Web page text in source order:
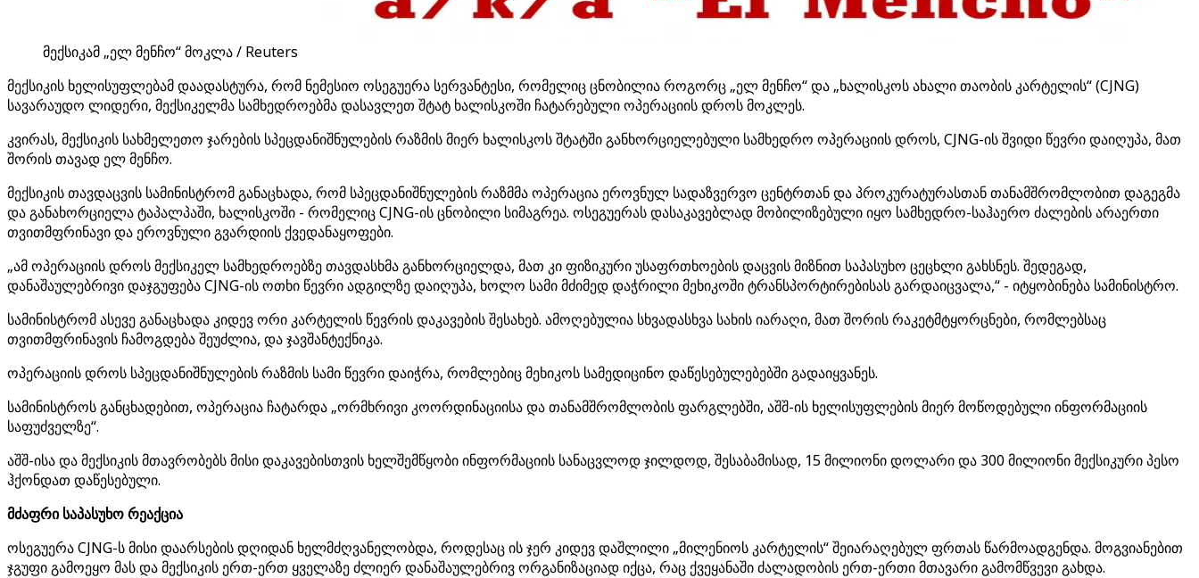
მექსიკამ „ელ მენჩო“ მოკლა / Reuters
მექსიკის ხელისუფლებამ დაადასტურა, რომ ნემესიო ოსეგუერა სერვანტესი, რომელიც ცნობილია როგორც „ელ მენჩო“ და „ხალისკოს ახალი თაობის კარტელის“ (CJNG)
სავარაუდო ლიდერი, მექსიკელმა სამხედროებმა დასავლეთ შტატ ხალისკოში ჩატარებული ოპერაციის დროს მოკლეს.
კვირას, მექსიკის სახმელეთო ჯარების სპეცდანიშნულების რაზმის მიერ ხალისკოს შტატში განხორციელებული სამხედრო ოპერაციის დროს, CJNG-ის შვიდი წევრი დაიღუპა, მათ
შორის თავად ელ მენჩო.
მექსიკის თავდაცვის სამინისტრომ განაცხადა, რომ სპეცდანიშნულების რაზმმა ოპერაცია ეროვნულ სადაზვერვო ცენტრთან და პროკურატურასთან თანამშრომლობით დაგეგმა
და განახორციელა ტაპალპაში, ხალისკოში - რომელიც CJNG-ის ცნობილი სიმაგრეა. ოსეგუერას დასაკავებლად მობილიზებული იყო სამხედრო-საჰაერო ძალების არაერთი
თვითმფრინავი და ეროვნული გვარდიის ქვედანაყოფები.
„ამ ოპერაციის დროს მექსიკელ სამხედროებზე თავდასხმა განხორციელდა, მათ კი ფიზიკური უსაფრთხოების დაცვის მიზნით საპასუხო ცეცხლი გახსნეს. შედეგად,
დანაშაულებრივი დაჯგუფება CJNG-ის ოთხი წევრი ადგილზე დაიღუპა, ხოლო სამი მძიმედ დაჭრილი მეხიკოში ტრანსპორტირებისას გარდაიცვალა,“ - იტყობინება სამინისტრო.
სამინისტრომ ასევე განაცხადა კიდევ ორი კარტელის წევრის დაკავების შესახებ. ამოღებულია სხვადასხვა სახის იარაღი, მათ შორის რაკეტმტყორცნები, რომლებსაც
თვითმფრინავის ჩამოგდება შეუძლია, და ჯავშანტექნიკა.
ოპერაციის დროს სპეცდანიშნულების რაზმის სამი წევრი დაიჭრა, რომლებიც მეხიკოს სამედიცინო დაწესებულებებში გადაიყვანეს.
სამინისტროს განცხადებით, ოპერაცია ჩატარდა „ორმხრივი კოორდინაციისა და თანამშრომლობის ფარგლებში, აშშ-ის ხელისუფლების მიერ მოწოდებული ინფორმაციის
საფუძველზე“.
აშშ-ისა და მექსიკის მთავრობებს მისი დაკავებისთვის ხელშემწყობი ინფორმაციის სანაცვლოდ ჯილდოდ, შესაბამისად, 15 მილიონი დოლარი და 300 მილიონი მექსიკური პესო
ჰქონდათ დაწესებული.
მძაფრი საპასუხო რეაქცია
ოსეგუერა CJNG-ს მისი დაარსების დღიდან ხელმძღვანელობდა, როდესაც ის ჯერ კიდევ დაშლილი „მილენიოს კარტელის“ შეიარაღებულ ფრთას წარმოადგენდა. მოგვიანებით
ჯგუფი გამოეყო მას და მექსიკის ერთ-ერთ ყველაზე ძლიერ დანაშაულებრივ ორგანიზაციად იქცა, რაც ქვეყანაში ძალადობის ერთ-ერთი მთავარი გამომწვევი გახდა.